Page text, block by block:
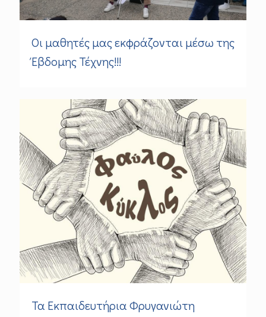
Οι μαθητές μας εκφράζονται μέσω της
Έβδομης Τέχνης!!!
Τα Εκπαιδευτήρια Φρυγανιώτη